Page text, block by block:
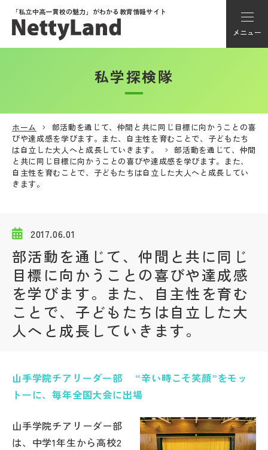
「私立中高一貫校の魅力」がわかる教育情報サイト
メニュー
アカウント登録
メニュー
学校選び
私学探検隊
帰国生受験情報
説明会・イベント情報
学校からのお知らせ
学校HP最新情報
私学探検隊
ホーム
部活動を通じて、仲間と共に同じ目標に向かうことの喜
びや達成感を学びます。また、自主性を育むことで、子どもたち
は自立した大人へと成長していきます。
部活動を通じて、仲間
と共に同じ目標に向かうことの喜びや達成感を学びます。また、
自主性を育むことで、子どもたちは自立した大人へと成長してい
きます。
2017.06.01
部活動を通じて、仲間と共に同じ
目標に向かうことの喜びや達成感
を学びます。また、自主性を育む
ことで、子どもたちは自立した大
人へと成長していきます。
山手学院チアリーダー部 “辛い時こそ笑顔”をモッ
トーに、毎年全国大会に出場
山手学院チアリーダー部
は、中学1年生から高校2